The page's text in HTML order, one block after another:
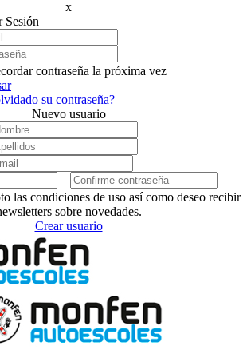
x
Sesión
contraseña la próxima vez
su contraseña?
Nuevo usuario
las condiciones de uso así como deseo recibir
sobre novedades.
Crear usuario